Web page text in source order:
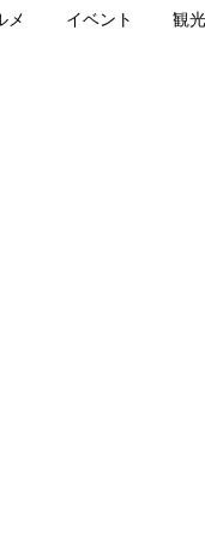
メ イベント 観